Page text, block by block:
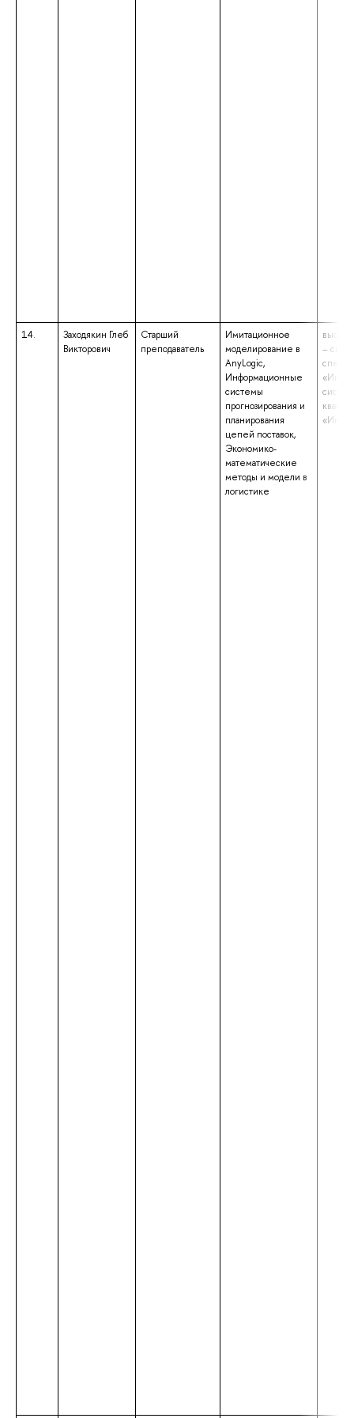
14.
Заходякин Глеб
Викторович
Старший
преподаватель
Имитационное
моделирование в
AnyLogic,
Информационные
системы
прогнозирования и
планирования
цепей поставок,
Экономико-
математические
методы и модели в
логистике
–